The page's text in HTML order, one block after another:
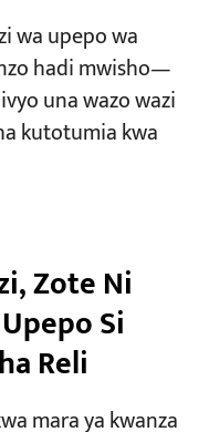
Kufunga Kreni
Yako kwa
Wapi?
Mara ngapi
wa upepo wa
hadi mwisho—
una wazo wazi
kutotumia kwa
Zote Ni
Si
Reli
mara ya kwanza